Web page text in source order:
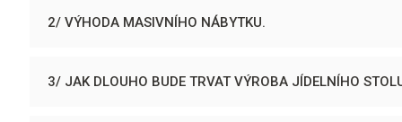
2/ VÝHODA MASIVNÍHO NÁBYTKU.
3/ JAK DLOUHO BUDE TRVAT VÝROBA JÍDELNÍHO